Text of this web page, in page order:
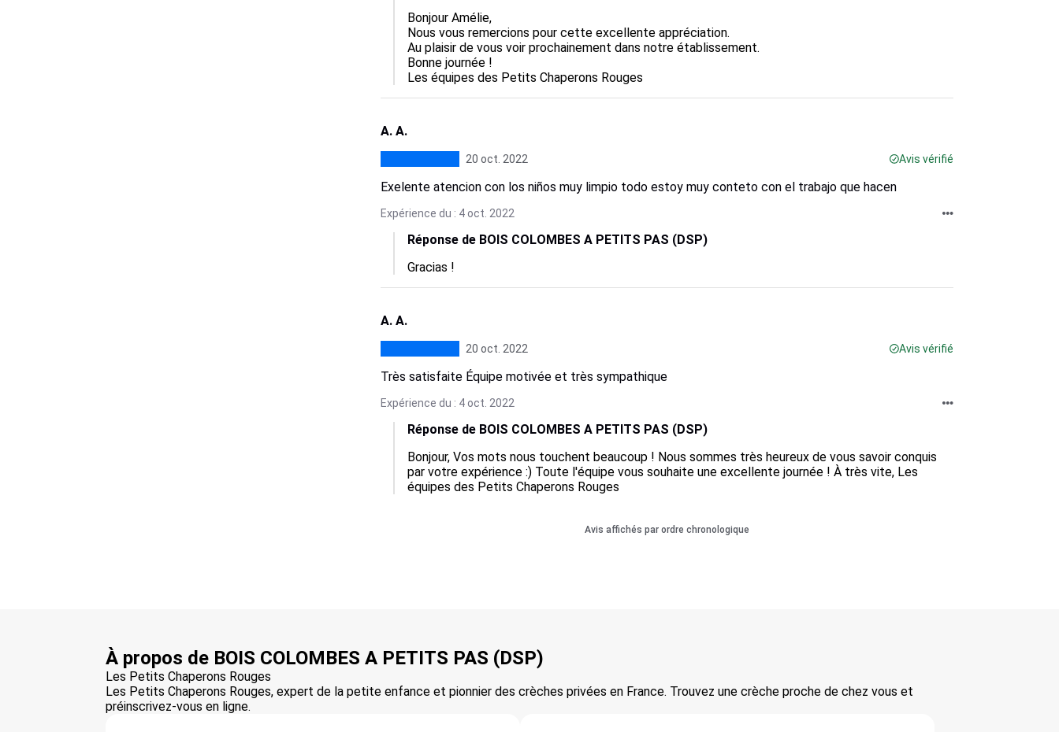
Bonjour Amélie,
Nous vous remercions pour cette excellente appréciation.
Au plaisir de vous voir prochainement dans notre établissement.
Bonne journée !
Les équipes des Petits Chaperons Rouges
A. A.
20 oct. 2022 Avis vérifié
Exelente atencion con los niños muy limpio todo estoy muy conteto con el trabajo que hacen
Expérience du : 4 oct. 2022
Réponse de BOIS COLOMBES A PETITS PAS (DSP)
Gracias !
A. A.
20 oct. 2022 Avis vérifié
Très satisfaite Équipe motivée et très sympathique
Expérience du : 4 oct. 2022
Réponse de BOIS COLOMBES A PETITS PAS (DSP)
Bonjour, Vos mots nous touchent beaucoup ! Nous sommes très heureux de vous savoir conquis
par votre expérience :) Toute l'équipe vous souhaite une excellente journée ! À très vite, Les
équipes des Petits Chaperons Rouges
Avis affichés par ordre chronologique
À propos de BOIS COLOMBES A PETITS PAS (DSP)
Les Petits Chaperons Rouges
Les Petits Chaperons Rouges, expert de la petite enfance et pionnier des crèches privées en France. Trouvez une crèche proche de chez vous et
préinscrivez-vous en ligne.